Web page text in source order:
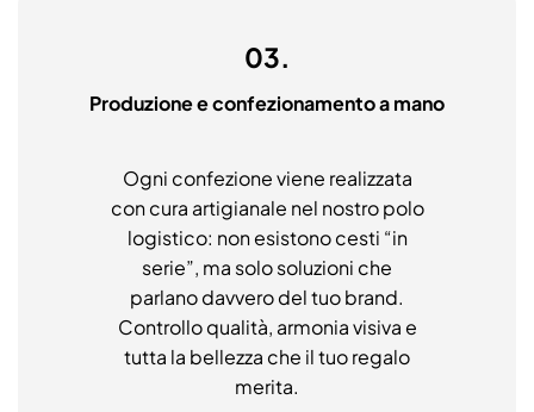
03.
Produzione e confezionamento a mano
Ogni confezione viene realizzata
con cura artigianale nel nostro polo
logistico: non esistono cesti “in
serie”, ma solo soluzioni che
parlano davvero del tuo brand.
Controllo qualità, armonia visiva e
tutta la bellezza che il tuo regalo
merita.